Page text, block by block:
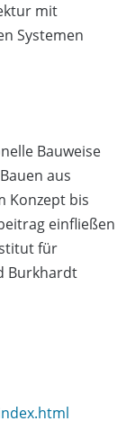
mit
Systemen
Bauweise
aus
Konzept bis
einfließen
für
Burkhardt